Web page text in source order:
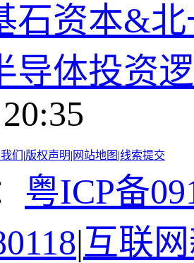
石资本&
导体投资
们 |版权声明| 网站地图 |线索提交
粤ICP备
|互联